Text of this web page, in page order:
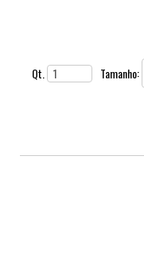
Qt. Tamanho: